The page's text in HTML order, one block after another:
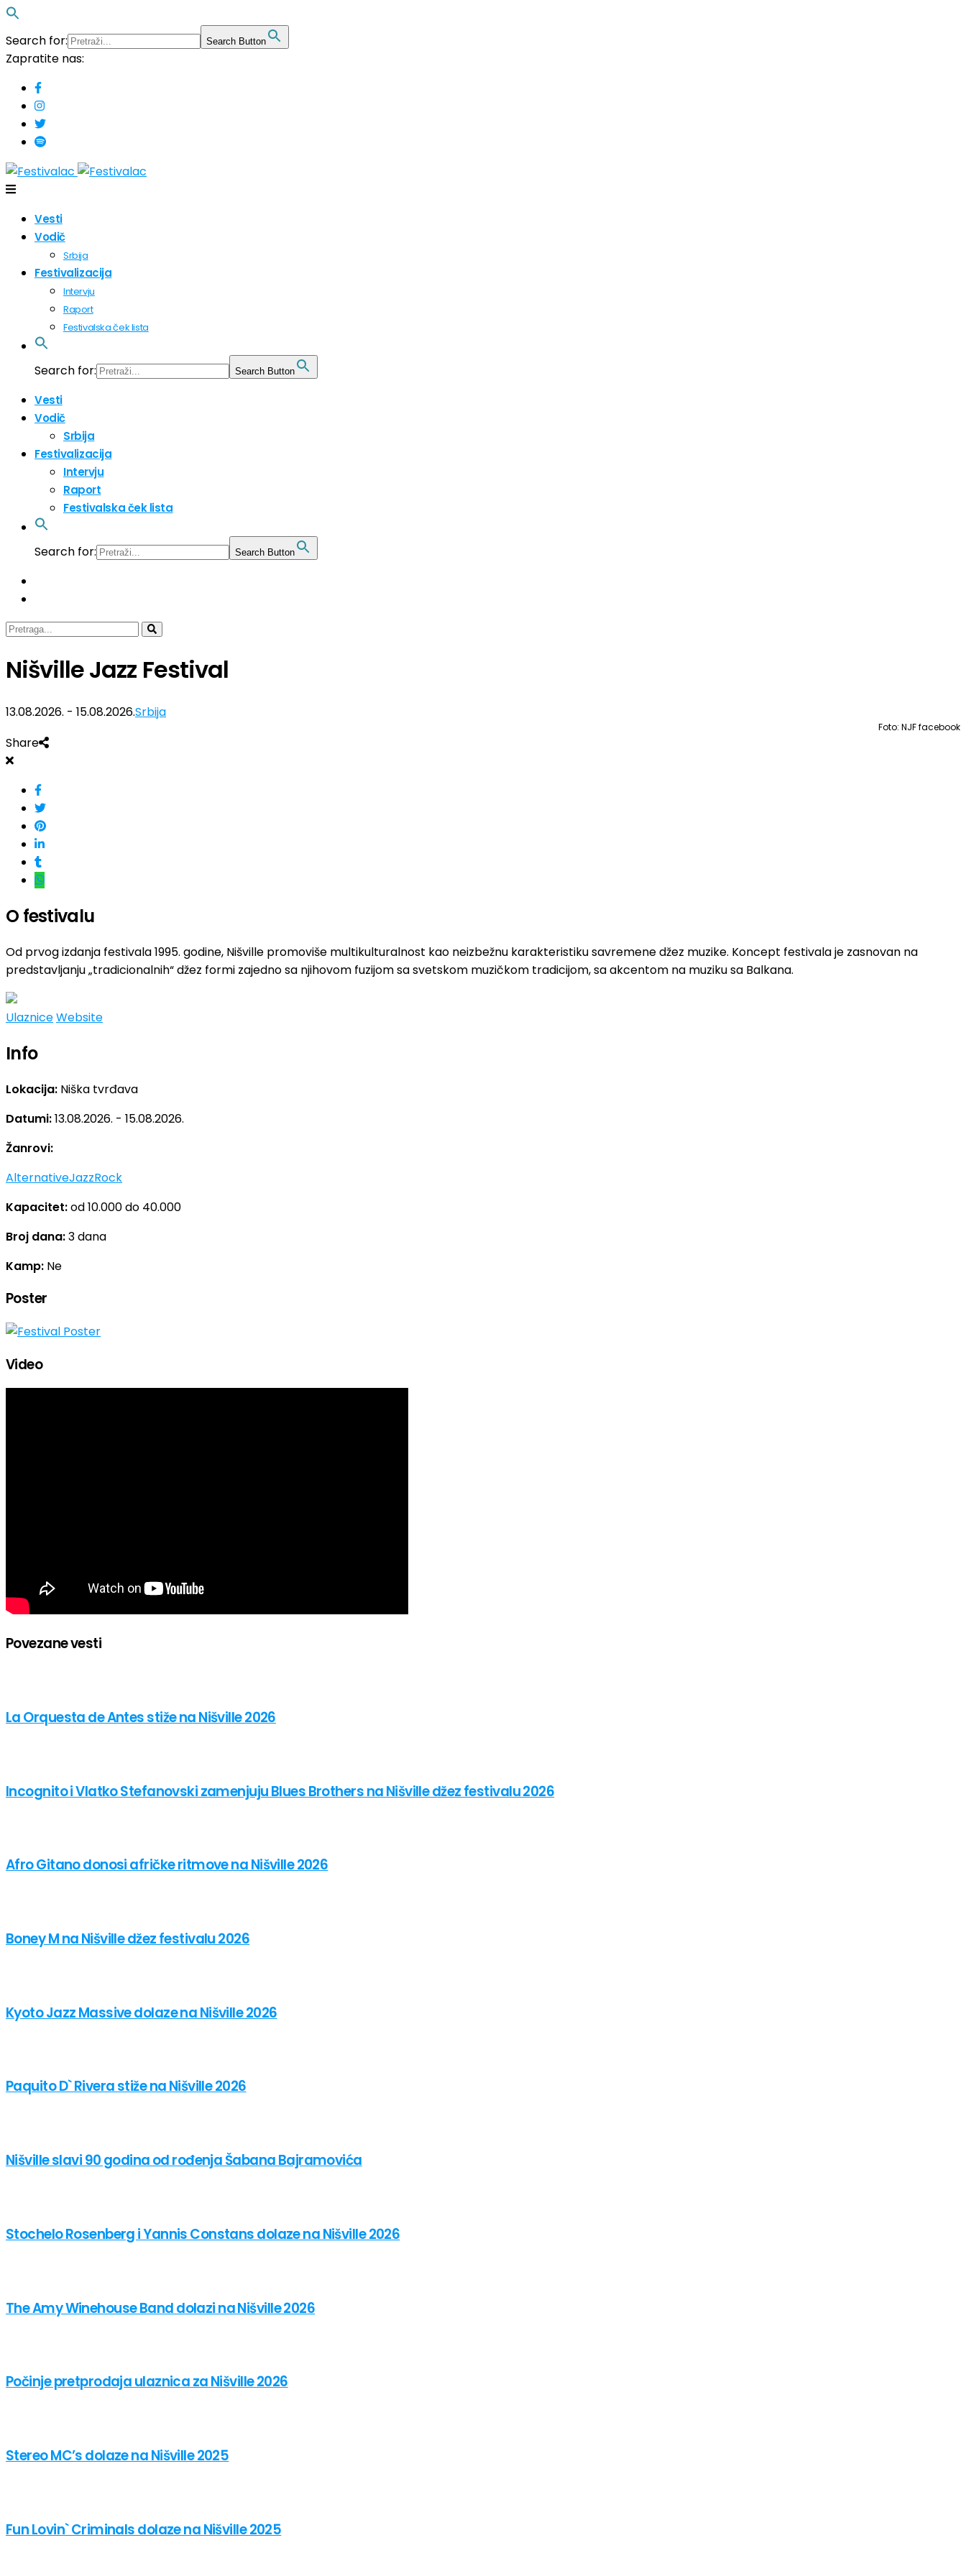
Search for: Search Button
Zapratite nas:
Vesti
Vodič
Srbija
Festivalizacija
Intervju
Raport
Festivalska ček lista
Search for: Search Button
Vesti
Vodič
Srbija
Festivalizacija
Intervju
Raport
Festivalska ček lista
Search for: Search Button
Nišville Jazz Festival
13.08.2026. - 15.08.2026.Srbija
Foto: NJF facebook
Share
O festivalu
Od prvog izdanja festivala 1995. godine, Nišville promoviše multikulturalnost kao neizbežnu karakteristiku savremene džez muzike. Koncept festivala je zasnovan na
predstavljanju „tradicionalnih“ džez formi zajedno sa njihovom fuzijom sa svetskom muzičkom tradicijom, sa akcentom na muziku sa Balkana.
UlazniceWebsite
Info
Lokacija: Niška tvrđava
Datumi:13.08.2026. - 15.08.2026.
Žanrovi:
AlternativeJazzRock
Kapacitet:od 10.000 do 40.000
Broj dana:3 dana
Kamp: Ne
Poster
Video
Povezane vesti
La Orquesta de Antes stiže na Nišville 2026
Incognito i Vlatko Stefanovski zamenjuju Blues Brothers na Nišville džez festivalu 2026
Afro Gitano donosi afričke ritmove na Nišville 2026
Boney M na Nišville džez festivalu 2026
Kyoto Jazz Massive dolaze na Nišville 2026
Paquito D` Rivera stiže na Nišville 2026
Nišville slavi 90 godina od rođenja Šabana Bajramovića
Stochelo Rosenberg i Yannis Constans dolaze na Nišville 2026
The Amy Winehouse Band dolazi na Nišville 2026
Počinje pretprodaja ulaznica za Nišville 2026
Stereo MC’s dolaze na Nišville 2025
Fun Lovin` Criminals dolaze na Nišville 2025